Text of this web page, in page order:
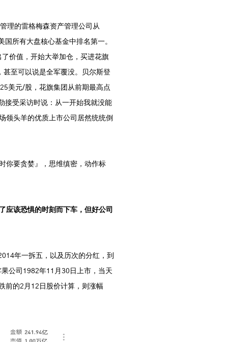
理的雷格梅森资产管理公司从
所有大盘核心基金中排名第一。
价值，开始大举加仓，买进花旗
至可以说是全军覆没。贝尔斯登
美元/股，花旗集团从前期最高点
接受采访时说：从一开始我就没能
领头羊的优质上市公司居然统统倒
你要贪婪』，思维缜密，动作标
应该恐惧的时刻而下车，但好公司
年一拆五，以及历次的分红，到
公司1982年11月30日上市，当天
前的2月12日股价计算，则涨幅